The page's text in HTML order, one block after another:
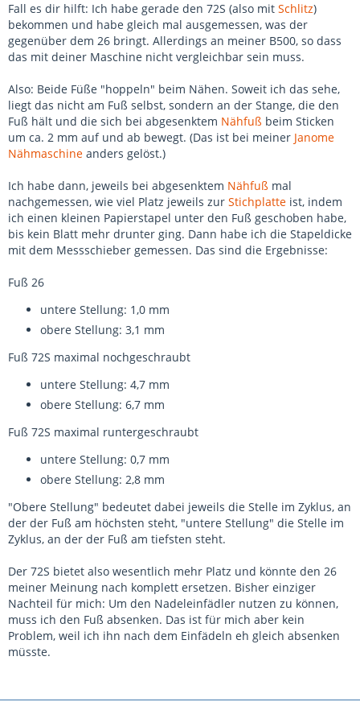
Fall es dir hilft: Ich habe gerade den 72S (also mit Schlitz)
bekommen und habe gleich mal ausgemessen, was der
gegenüber dem 26 bringt. Allerdings an meiner B500, so dass
das mit deiner Maschine nicht vergleichbar sein muss.
Also: Beide Füße "hoppeln" beim Nähen. Soweit ich das sehe,
liegt das nicht am Fuß selbst, sondern an der Stange, die den
Fuß hält und die sich bei abgesenktem Nähfuß beim Sticken
um ca. 2 mm auf und ab bewegt. (Das ist bei meiner Janome
Nähmaschine anders gelöst.)
Ich habe dann, jeweils bei abgesenktem Nähfuß mal
nachgemessen, wie viel Platz jeweils zur Stichplatte ist, indem
ich einen kleinen Papierstapel unter den Fuß geschoben habe,
bis kein Blatt mehr drunter ging. Dann habe ich die Stapeldicke
mit dem Messschieber gemessen. Das sind die Ergebnisse:
Fuß 26
untere Stellung: 1,0 mm
obere Stellung: 3,1 mm
Fuß 72S maximal nochgeschraubt
untere Stellung: 4,7 mm
obere Stellung: 6,7 mm
Fuß 72S maximal runtergeschraubt
untere Stellung: 0,7 mm
obere Stellung: 2,8 mm
"Obere Stellung" bedeutet dabei jeweils die Stelle im Zyklus, an
der der Fuß am höchsten steht, "untere Stellung" die Stelle im
Zyklus, an der der Fuß am tiefsten steht.
Der 72S bietet also wesentlich mehr Platz und könnte den 26
meiner Meinung nach komplett ersetzen. Bisher einziger
Nachteil für mich: Um den Nadeleinfädler nutzen zu können,
muss ich den Fuß absenken. Das ist für mich aber kein
Problem, weil ich ihn nach dem Einfädeln eh gleich absenken
müsste.